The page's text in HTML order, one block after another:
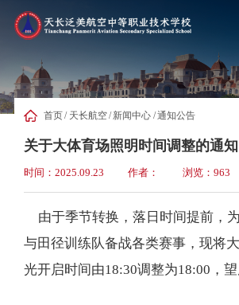
首页/ 天长航空/ 新闻中心 /通知公告
关于大体育场照明时间调整的通知
时间：2025.09.23 作者： 浏览：963
由于季节转换，落日时间提前，
与田径训练队备战各类赛事，现将
光开启时间由18:30调整为18:00，望